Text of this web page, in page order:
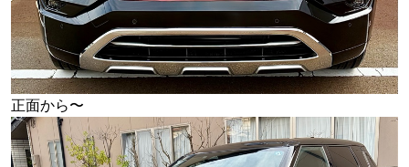
正面から〜